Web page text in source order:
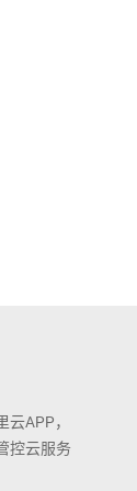
APP，
控云服务